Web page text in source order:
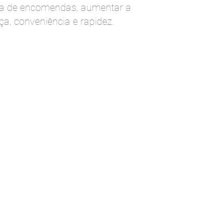
de encomendas, aumentar a
conveniência e rapidez.